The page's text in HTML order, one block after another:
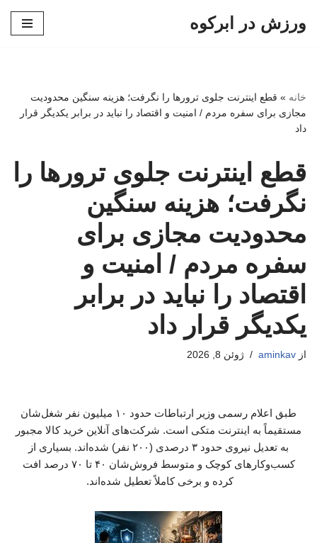
ورزش در ابرکوه
خانه » قطع اینترنت جلوی ترورها را نگرفت؛ هزینه سنگین محدودیت
مجازی برای سفره مردم / امنیت و اقتصاد را نباید در برابر یکدیگر قرار
داد
قطع اینترنت جلوی ترورها را
نگرفت؛ هزینه سنگین
محدودیت مجازی برای
سفره مردم / امنیت و
اقتصاد را نباید در برابر
یکدیگر قرار داد
از aminkav ژوئن 8, 2026
طبق اعلام رسمی وزیر ارتباطات حدود ۱۰ میلیون نفر شغل‌شان
مستقیماً به اینترنت متکی است. شرکت‌های آنلاین خرید کالا مجبور
به تعدیل نیروی حدود ۳ درصدی (۲۰۰ نفر) شده‌اند. بسیاری از
کسب‌وکارهای کوچک و متوسط فروش‌شان ۴۰ تا ۷۰ درصد افت
کرده و برخی کاملاً تعطیل شده‌اند.